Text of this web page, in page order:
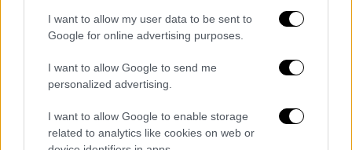
I want to allow my user data to be sent to
Google for online advertising purposes.
I want to allow Google to send me
personalized advertising.
I want to allow Google to enable storage
related to analytics like cookies on web or
ελεύθερη